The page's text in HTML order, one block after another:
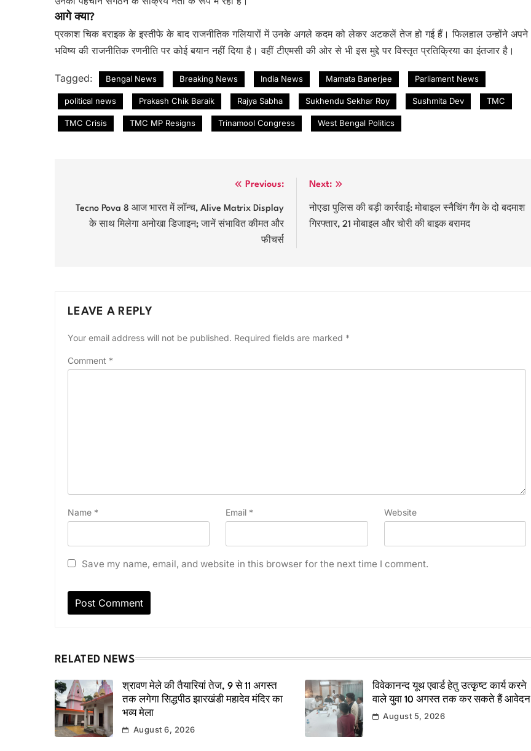
आगे क्या?
प्रकाश चिक बराइक के इस्तीफे के बाद राजनीतिक गलियारों में उनके अगले कदम को लेकर अटकलें तेज हो गई हैं। फिलहाल उन्होंने अपने
भविष्य की राजनीतिक रणनीति पर कोई बयान नहीं दिया है। वहीं टीएमसी की ओर से भी इस मुद्दे पर विस्तृत प्रतिक्रिया का इंतजार है।
Tagged: Bengal News Breaking News India News Mamata Banerjee Parliament News
political news Prakash Chik Baraik Rajya Sabha Sukhendu Sekhar Roy Sushmita Dev TMC
TMC Crisis TMC MP Resigns Trinamool Congress West Bengal Politics
navigation
Previous:
Tecno Pova 8 आज भारत में लॉन्च, Alive Matrix Display
के साथ मिलेगा अनोखा डिजाइन; जानें संभावित कीमत और
फीचर्स
Next:
नोएडा पुलिस की बड़ी कार्रवाई: मोबाइल स्नैचिंग गैंग के दो बदमाश
गिरफ्तार, 21 मोबाइल और चोरी की बाइक बरामद
LEAVE A REPLY
Your email address will not be published. Required fields are marked *
Comment *
Name * Email * Website
Save my name, email, and website in this browser for the next time I comment.
RELATED NEWS
श्रावण मेले की तैयारियां तेज, 9 से 11 अगस्त
तक लगेगा सिद्धपीठ झारखंडी महादेव मंदिर का
भव्य मेला
August 6, 2026
विवेकानन्द यूथ एवार्ड हेतु उत्कृष्ट कार्य करने
वाले युवा 10 अगस्त तक कर सकते हैं आवेदन
August 5, 2026